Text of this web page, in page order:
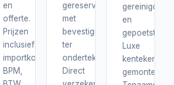
en
offerte.
Prijzen
inclusief
importkosten,
BPM,
gereserveerd
met
bevestiging
ter
ondertekening.
Direct
gereinigd
en
gepoetst.
Luxe
gemonteerd.